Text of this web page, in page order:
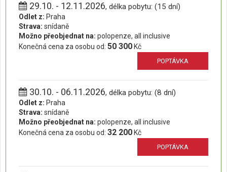
29.10. - 12.11.2026, délka pobytu: (15 dní)
Odlet z: Praha
Strava: snídaně
Možno přeobjednat na: polopenze, all inclusive
Konečná cena za osobu od: 50 300 Kč
POPTÁVKA
30.10. - 06.11.2026, délka pobytu: (8 dní)
Odlet z: Praha
Strava: snídaně
Možno přeobjednat na: polopenze, all inclusive
Konečná cena za osobu od: 32 200 Kč
POPTÁVKA